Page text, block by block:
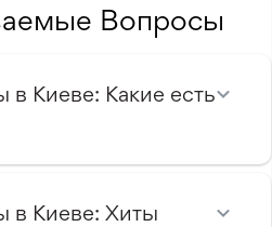
Вопросы
в Киеве: Какие есть
в Киеве: Хиты